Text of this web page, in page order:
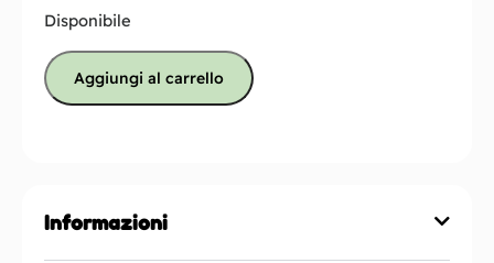
Disponibile
Aggiungi al carrello
Informazioni